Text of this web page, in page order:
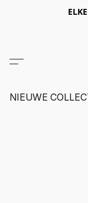
NIEUWE